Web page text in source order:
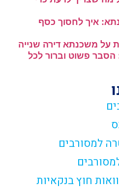
איך לחסוך כסף
על משכנתא דירה שנייה
פשוט וברור לכל
למסורבים
חוץ בנקאיות